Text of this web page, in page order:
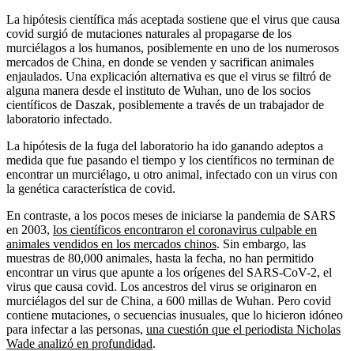
La hipótesis científica más aceptada sostiene que el virus que causa
covid surgió de mutaciones naturales al propagarse de los
murciélagos a los humanos, posiblemente en uno de los numerosos
mercados de China, en donde se venden y sacrifican animales
enjaulados. Una explicación alternativa es que el virus se filtró de
alguna manera desde el instituto de Wuhan, uno de los socios
científicos de Daszak, posiblemente a través de un trabajador de
laboratorio infectado.
La hipótesis de la fuga del laboratorio ha ido ganando adeptos a
medida que fue pasando el tiempo y los científicos no terminan de
encontrar un murciélago, u otro animal, infectado con un virus con
la genética característica de covid.
En contraste, a los pocos meses de iniciarse la pandemia de SARS
en 2003, los científicos encontraron el coronavirus culpable en
animales vendidos en los mercados chinos. Sin embargo, las
muestras de 80,000 animales, hasta la fecha, no han permitido
encontrar un virus que apunte a los orígenes del SARS-CoV-2, el
virus que causa covid. Los ancestros del virus se originaron en
murciélagos del sur de China, a 600 millas de Wuhan. Pero covid
contiene mutaciones, o secuencias inusuales, que lo hicieron idóneo
para infectar a las personas, una cuestión que el periodista Nicholas
Wade analizó en profundidad.